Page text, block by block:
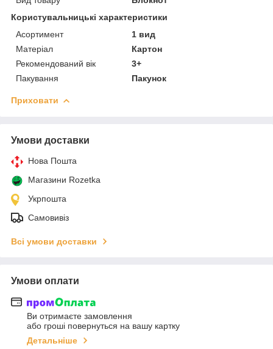
Користувальницькі характеристики
Асортимент
1 вид
Матеріал
Картон
Рекомендований вік
3+
Пакування
Пакунок
Приховати
Умови доставки
Нова Пошта
Магазини Rozetka
Укрпошта
Самовивіз
Всі умови доставки
Умови оплати
Ви отримаєте замовлення
або гроші повернуться на вашу картку
Детальніше